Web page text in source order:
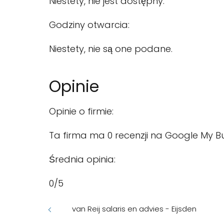
Godziny otwarcia:
Niestety, nie są one podane.
Opinie
Opinie o firmie:
Ta firma ma 0 recenzji na Google My
Średnia opinia:
0/5
van Reij salaris en advies - Eijsden